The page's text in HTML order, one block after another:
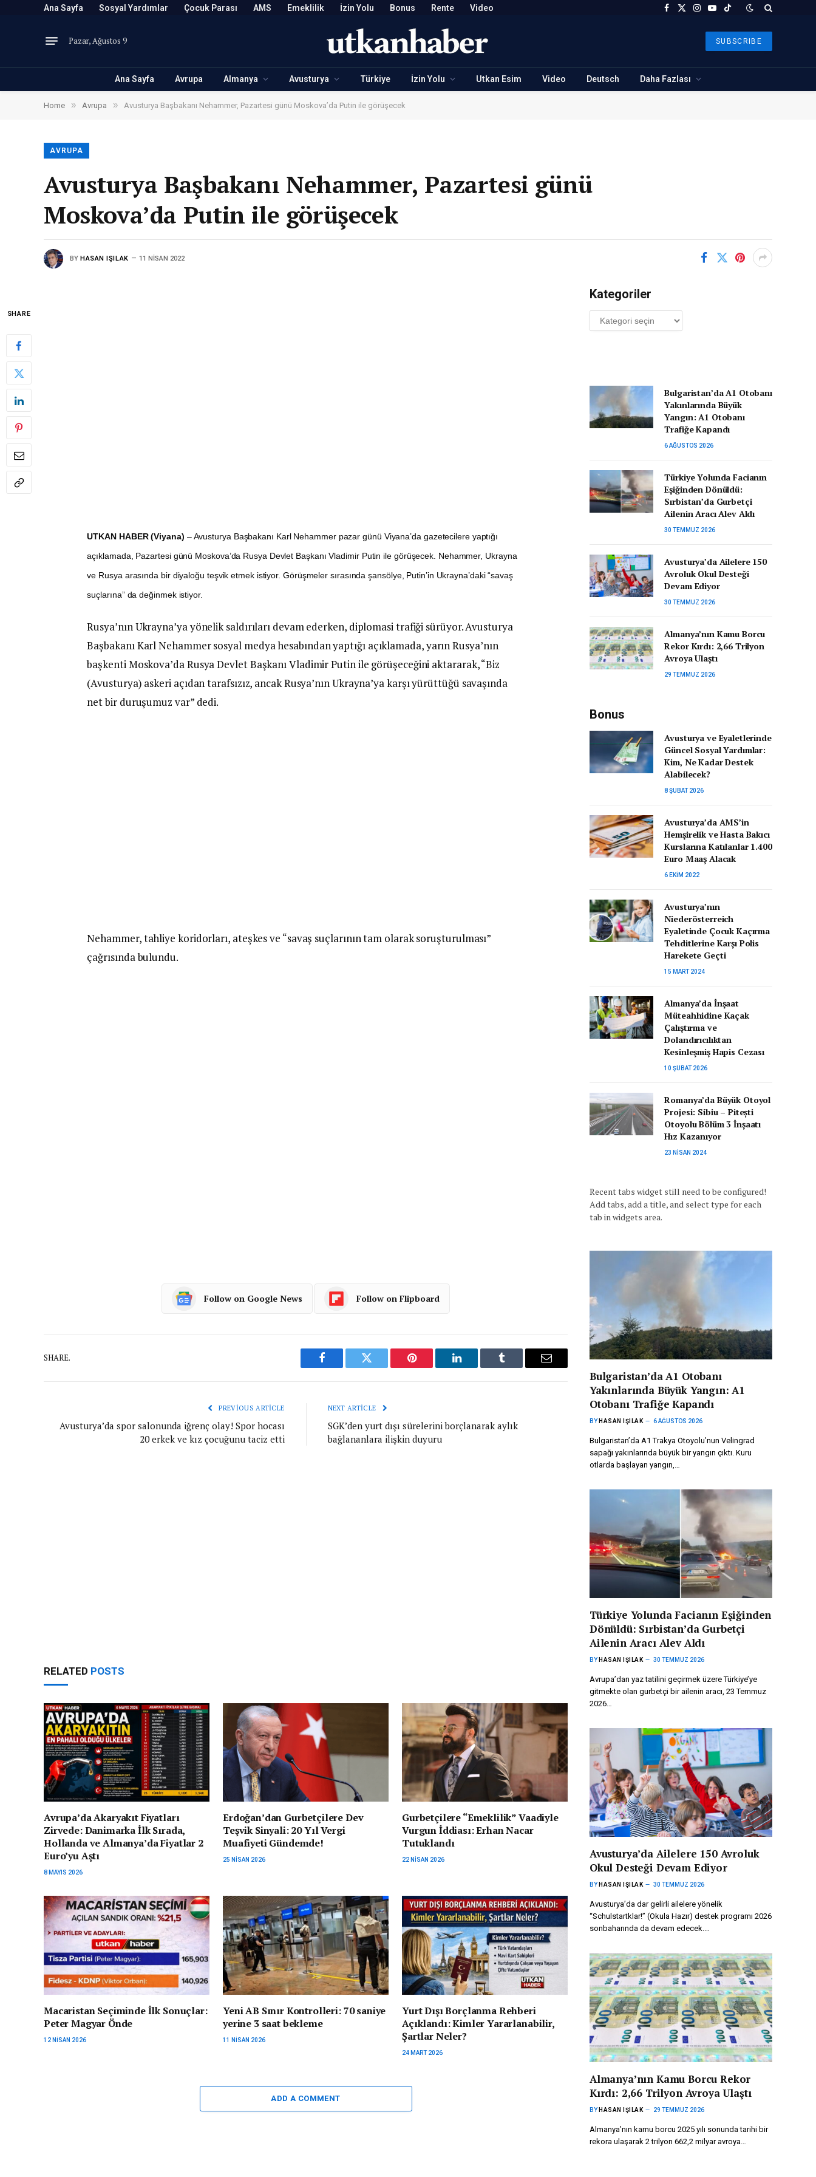
Ana Sayfa Sosyal Yardımlar Çocuk Parası AMS Emeklilik İzin Yolu Bonus Rente Video Facebook
X
Instagram
YouTubeTikTok
Pazar, Ağustos 9 SUBSCRIBE
Ana Sayfa Avrupa Almanya Avusturya Türkiye İzin Yolu Utkan Esim Video Deutsch Daha Fazlası
Home » Avrupa » Avusturya Başbakanı Nehammer, Pazartesi günü Moskova’da Putin ile görüşecek
AVRUPA
Avusturya Başbakanı Nehammer, Pazartesi günü
Moskova’da Putin ile görüşecek
BY HASAN IŞILAK 11 NISAN 2022
SHARE
UTKAN HABER (Viyana) – Avusturya Başbakanı Karl Nehammer pazar günü Viyana’da gazetecilere yaptığı
açıklamada, Pazartesi günü Moskova’da Rusya Devlet Başkanı Vladimir Putin ile görüşecek. Nehammer, Ukrayna
ve Rusya arasında bir diyaloğu teşvik etmek istiyor. Görüşmeler sırasında şansölye, Putin’in Ukrayna’daki “savaş
suçlarına” da değinmek istiyor.
Rusya’nın Ukrayna’ya yönelik saldırıları devam ederken, diplomasi trafiği sürüyor. Avusturya
Başbakanı Karl Nehammer sosyal medya hesabından yaptığı açıklamada, yarın Rusya’nın
başkenti Moskova’da Rusya Devlet Başkanı Vladimir Putin ile görüşeceğini aktararak, “Biz
(Avusturya) askeri açıdan tarafsızız, ancak Rusya’nın Ukrayna’ya karşı yürüttüğü savaşında
net bir duruşumuz var” dedi.
Nehammer, tahliye koridorları, ateşkes ve “savaş suçlarının tam olarak soruşturulması”
çağrısında bulundu.
Follow on Google News Follow on Flipboard
SHARE.
Facebook Twitter Pinterest LinkedIn Tumblr Email
PREVIOUS ARTICLE
Avusturya’da spor salonunda iğrenç olay! Spor hocası
20 erkek ve kız çocuğunu taciz etti
NEXT ARTICLE
SGK’den yurt dışı sürelerini borçlanarak aylık
bağlananlara ilişkin duyuru
RELATED POSTS
Avrupa’da Akaryakıt Fiyatları
Zirvede: Danimarka İlk Sırada,
Hollanda ve Almanya’da Fiyatlar 2
Euro’yu Aştı
8 MAYIS 2026
Erdoğan’dan Gurbetçilere Dev
Teşvik Sinyali: 20 Yıl Vergi
Muafiyeti Gündemde!
25 NISAN 2026
Gurbetçilere “Emeklilik” Vaadiyle
Vurgun İddiası: Erhan Nacar
Tutuklandı
22 NISAN 2026
Macaristan Seçiminde İlk Sonuçlar:
Peter Magyar Önde
12 NISAN 2026
Yeni AB Sınır Kontrolleri: 70 saniye
yerine 3 saat bekleme
11 NISAN 2026
Yurt Dışı Borçlanma Rehberi
Açıklandı: Kimler Yararlanabilir,
Şartlar Neler?
24 MART 2026
ADD A COMMENT
Kategoriler
Kategoriler
Bulgaristan’da A1 Otobanı
Yakınlarında Büyük
Yangın: A1 Otobanı
Trafiğe Kapandı
6 AĞUSTOS 2026
Türkiye Yolunda Facianın
Eşiğinden Dönüldü:
Sırbistan’da Gurbetçi
Ailenin Aracı Alev Aldı
30 TEMMUZ 2026
Avusturya’da Ailelere 150
Avroluk Okul Desteği
Devam Ediyor
30 TEMMUZ 2026
Almanya’nın Kamu Borcu
Rekor Kırdı: 2,66 Trilyon
Avroya Ulaştı
29 TEMMUZ 2026
Bonus
Avusturya ve Eyaletlerinde
Güncel Sosyal Yardımlar:
Kim, Ne Kadar Destek
Alabilecek?
8 ŞUBAT 2026
Avusturya’da AMS’in
Hemşirelik ve Hasta Bakıcı
Kurslarına Katılanlar 1.400
Euro Maaş Alacak
6 EKIM 2022
Avusturya’nın
Niederösterreich
Eyaletinde Çocuk Kaçırma
Tehditlerine Karşı Polis
Harekete Geçti
15 MART 2024
Almanya’da İnşaat
Müteahhidine Kaçak
Çalıştırma ve
Dolandırıcılıktan
Kesinleşmiş Hapis Cezası
10 ŞUBAT 2026
Romanya’da Büyük Otoyol
Projesi: Sibiu – Pitești
Otoyolu Bölüm 3 İnşaatı
Hız Kazanıyor
23 NISAN 2024
Recent tabs widget still need to be configured!
Add tabs, add a title, and select type for each
tab in widgets area.
Bulgaristan’da A1 Otobanı
Yakınlarında Büyük Yangın: A1
Otobanı Trafiğe Kapandı
BY HASAN IŞILAK 6 AĞUSTOS 2026
Bulgaristan’da A1 Trakya Otoyolu’nun Velingrad
sapağı yakınlarında büyük bir yangın çıktı. Kuru
otlarda başlayan yangın,…
Türkiye Yolunda Facianın Eşiğinden
Dönüldü: Sırbistan’da Gurbetçi
Ailenin Aracı Alev Aldı
BY HASAN IŞILAK 30 TEMMUZ 2026
Avrupa’dan yaz tatilini geçirmek üzere Türkiye’ye
gitmekte olan gurbetçi bir ailenin aracı, 23 Temmuz
2026…
Avusturya’da Ailelere 150 Avroluk
Okul Desteği Devam Ediyor
BY HASAN IŞILAK 30 TEMMUZ 2026
Avusturya’da dar gelirli ailelere yönelik
“Schulstartklar!” (Okula Hazır) destek programı 2026
sonbaharında da devam edecek.…
Almanya’nın Kamu Borcu Rekor
Kırdı: 2,66 Trilyon Avroya Ulaştı
BY HASAN IŞILAK 29 TEMMUZ 2026
Almanya’nın kamu borcu 2025 yılı sonunda tarihi bir
rekora ulaşarak 2 trilyon 662,2 milyar avroya…